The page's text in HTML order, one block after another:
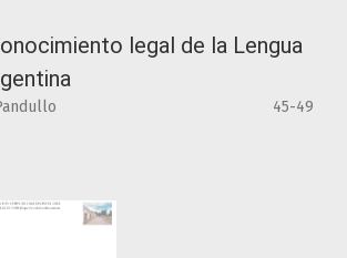
legal de la Lengua
45-49